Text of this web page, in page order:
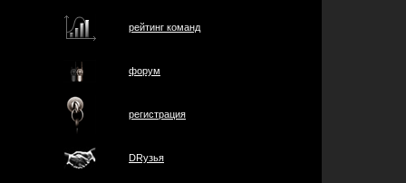
рейтинг команд
форум
регистрация
DRузья